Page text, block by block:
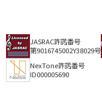
JASRAC許諾番号
第9016745002Y38029号
NexTone許諾番号
ID000005690